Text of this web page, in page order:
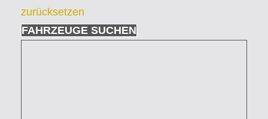
zurücksetzen
FAHRZEUGE SUCHEN